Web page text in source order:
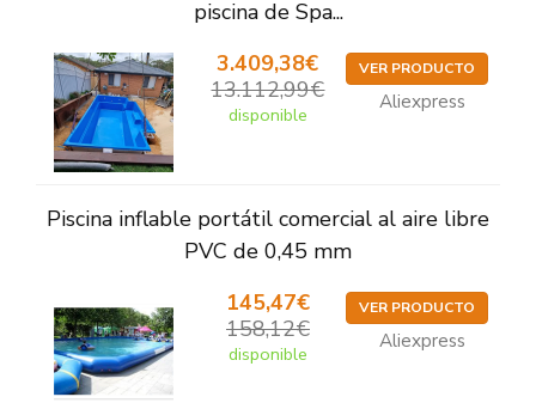
piscina de Spa...
3.409,38€
13.112,99€
disponible
VER PRODUCTO
Aliexpress
Piscina inflable portátil comercial al aire libre
PVC de 0,45 mm
145,47€
158,12€
disponible
VER PRODUCTO
Aliexpress